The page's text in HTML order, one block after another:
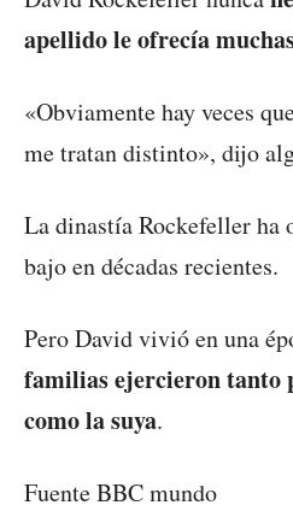
apellido le ofrecía
«Obviamente hay veces
me tratan distinto», dijo
La dinastía Rockefeller ha
bajo en décadas recientes.
Pero David vivió en una
familias ejercieron tanto
como la suya.
Fuente BBC mundo